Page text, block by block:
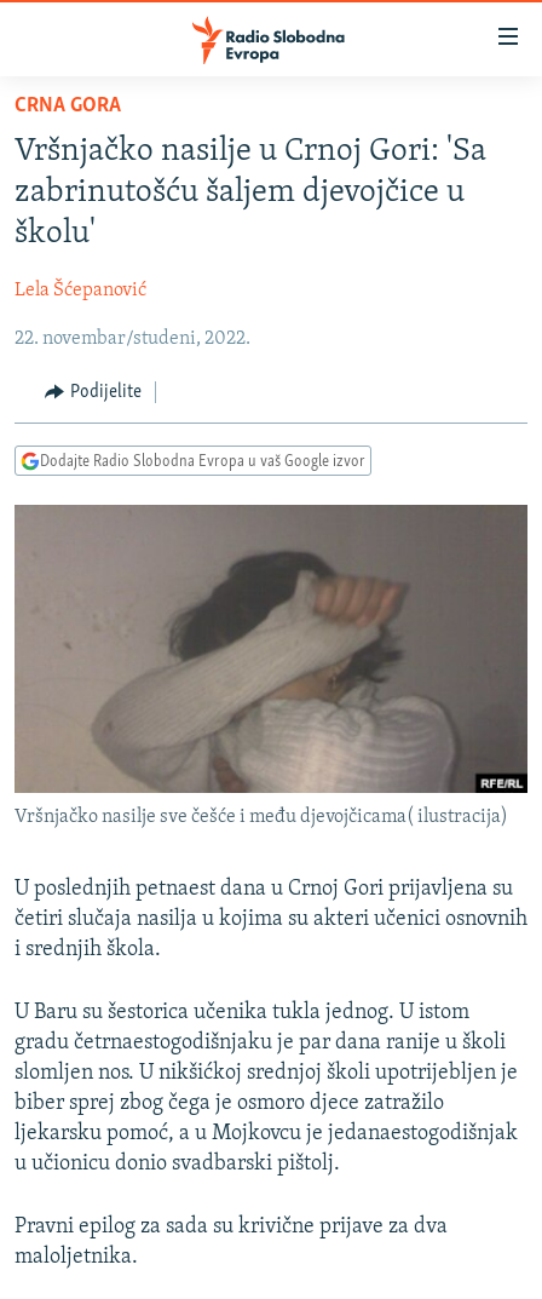
Pređite
glavni
sadržaj
Pređite
na
glavnu
navigaciju
Pređite
pretragu
BOSNA I HERCEGOVINA
SRBIJA
CRNA GORA
VIZUELNO
VIDEO
INFOGRAFIKE
PODCASTI
KINA NA BALKANU
SPECIJALI RSE
VIŠE OD NASLOVA
GENOCID U SREBRENICI
POPLAVE I KLIZIŠTA U BIH 2024.
TV LIBERTY
MOJA EVROPA
TRI DECENIJE OD RATA U BIH
SVE KARTE DEJTONA
NASTANAK I RASPAD JUGOSLAVIJE
PRATITE NAS
Sve RFE/RL stranice
CRNA GORA
Vršnjačko nasilje u Crnoj Gori: 'Sa
zabrinutošću šaljem djevojčice u
školu'
Lela Šćepanović
22. novembar/studeni, 2022.
Podijelite
Dodajte Radio Slobodna Evropa u vaš Google izvor
Vršnjačko nasilje sve češće i među djevojčicama( ilustracija)
U poslednjih petnaest dana u Crnoj Gori prijavljena su
četiri slučaja nasilja u kojima su akteri učenici osnovnih
i srednjih škola.
U Baru su šestorica učenika tukla jednog. U istom
gradu četrnaestogodišnjaku je par dana ranije u školi
slomljen nos. U nikšićkoj srednjoj školi upotrijebljen je
biber sprej zbog čega je osmoro djece zatražilo
ljekarsku pomoć, a u Mojkovcu je jedanaestogodišnjak
u učionicu donio svadbarski pištolj.
Pravni epilog za sada su krivične prijave za dva
maloljetnika.